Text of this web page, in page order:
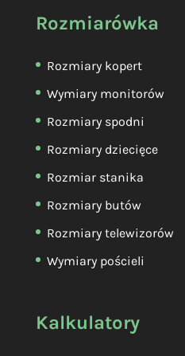
Rozmiarówka
Rozmiary kopert
Wymiary monitorów
Rozmiary spodni
Rozmiary dziecięce
Rozmiar stanika
Rozmiary butów
Rozmiary telewizorów
Wymiary pościeli
Kalkulatory